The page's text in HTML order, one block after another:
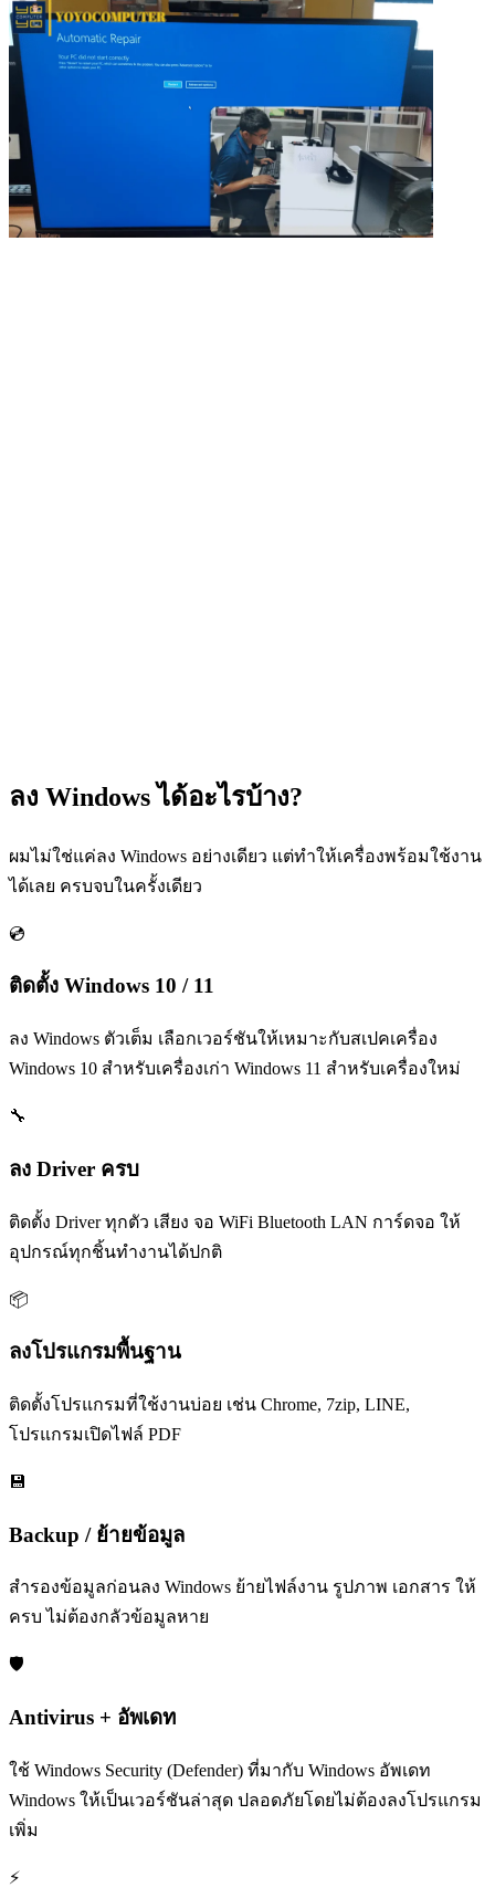
ลง Windows ได้อะไรบ้าง?
ผมไม่ใช่แค่ลง Windows อย่างเดียว แต่ทำให้เครื่องพร้อมใช้งาน
ได้เลย ครบจบในครั้งเดียว
💿
ติดตั้ง Windows 10 / 11
ลง Windows ตัวเต็ม เลือกเวอร์ชันให้เหมาะกับสเปคเครื่อง
Windows 10 สำหรับเครื่องเก่า Windows 11 สำหรับเครื่องใหม่
🔧
ลง Driver ครบ
ติดตั้ง Driver ทุกตัว เสียง จอ WiFi Bluetooth LAN การ์ดจอ ให้
อุปกรณ์ทุกชิ้นทำงานได้ปกติ
📦
ลงโปรแกรมพื้นฐาน
ติดตั้งโปรแกรมที่ใช้งานบ่อย เช่น Chrome, 7zip, LINE,
โปรแกรมเปิดไฟล์ PDF
💾
Backup / ย้ายข้อมูล
สำรองข้อมูลก่อนลง Windows ย้ายไฟล์งาน รูปภาพ เอกสาร ให้
ครบ ไม่ต้องกลัวข้อมูลหาย
🛡️
Antivirus + อัพเดท
ใช้ Windows Security (Defender) ที่มากับ Windows อัพเดท
Windows ให้เป็นเวอร์ชันล่าสุด ปลอดภัยโดยไม่ต้องลงโปรแกรม
เพิ่ม
⚡